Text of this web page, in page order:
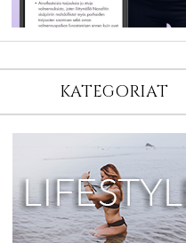
KATEGORIAT